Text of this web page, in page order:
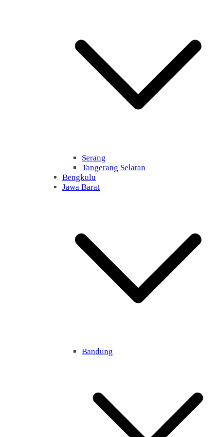
Serang
Tangerang Selatan
Bengkulu
Jawa Barat
Bandung